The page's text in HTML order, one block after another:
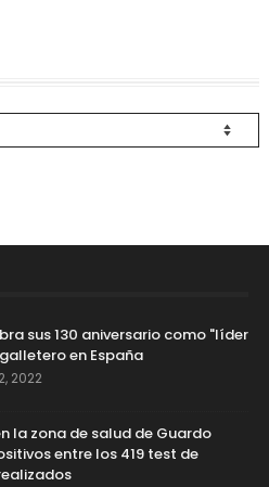
sus 130 aniversario como "líder
en España
2022
la zona de salud de Guardo
entre los 419 test de